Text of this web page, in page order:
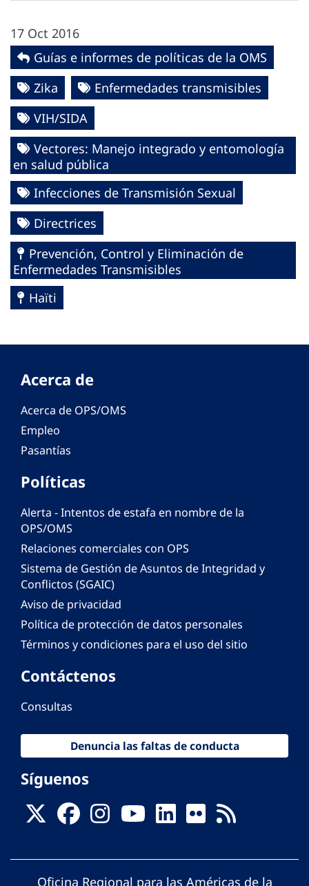
17 Oct 2016
Guías e informes de políticas de la OMS
Zika
Enfermedades transmisibles
VIH/SIDA
Vectores: Manejo integrado y entomología
en salud pública
Infecciones de Transmisión Sexual
Directrices
Prevención, Control y Eliminación de
Enfermedades Transmisibles
Haïti
Acerca de
Acerca de OPS/OMS
Empleo
Pasantías
Políticas
Alerta - Intentos de estafa en nombre de la
OPS/OMS
Relaciones comerciales con OPS
Sistema de Gestión de Asuntos de Integridad y
Conflictos (SGAIC)
Aviso de privacidad
Política de protección de datos personales
Términos y condiciones para el uso del sitio
Contáctenos
Consultas
Denuncia las faltas de conducta
Síguenos
Oficina Regional para las Américas de la